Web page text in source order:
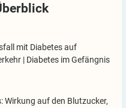
mit Diabetes auf
| Diabetes im Gefängnis
Wirkung auf den Blutzucker,